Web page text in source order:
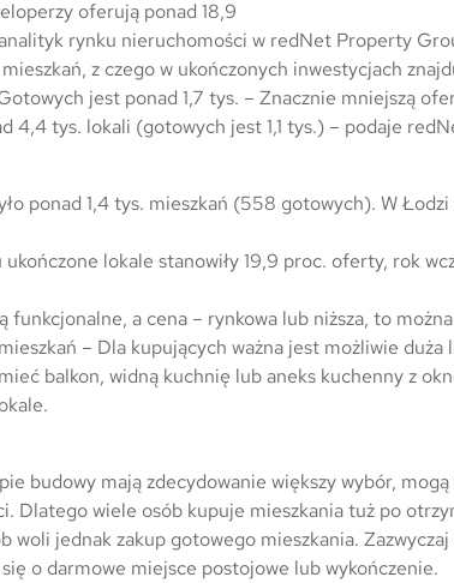
/ Reda
Gdynia
Reda
inwestycji
Warszawa
Wrocław
oferują ponad 18,9
rynku nieruchomości w redNet Property
z czego w ukończonych inwestycjach
jest ponad 1,7 tys. – Znacznie mniejszą
4,4 tys. lokali (gotowych jest 1,1 tys.) – podaje
ponad 1,4 tys. mieszkań (558 gotowych). W
lokale stanowiły 19,9 proc. oferty, rok
a cena – rynkowa lub niższa, to
– Dla kupujących ważna jest możliwie duża
balkon, widną kuchnię lub aneks kuchenny z
budowy mają zdecydowanie większy wybór,
Dlatego wiele osób kupuje mieszkania tuż po
woli jednak zakup gotowego mieszkania.
o darmowe miejsce postojowe lub wykończenie.